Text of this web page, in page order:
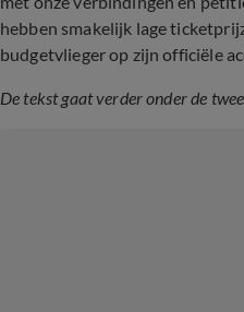
hebben smakelijk lage
budgetvlieger op zijn officiële
De tekst gaat verder onder de